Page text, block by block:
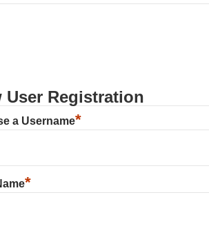
User Registration
a Username*
*